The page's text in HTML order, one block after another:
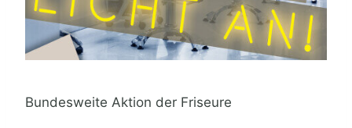
Bundesweite Aktion der Friseure